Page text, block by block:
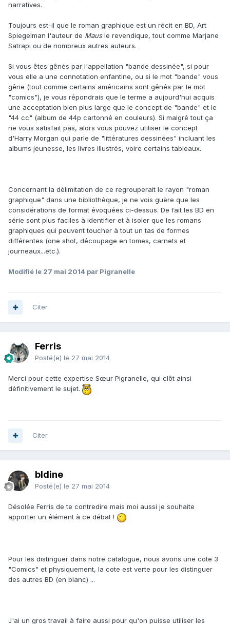
narratives.
Toujours est-il que le roman graphique est un récit en BD, Art
Spiegelman l'auteur de Mausle revendique, tout comme Marjane
Satrapi ou de nombreux autres auteurs.
Si vous êtes gênés par l'appellation "bande dessinée", si pour
vous elle a une connotation enfantine, ou si le mot "bande" vous
gêne (tout comme certains américains sont gênés par le mot
"comics"), je vous répondrais que le terme a aujourd'hui acquis
une acceptation bien plus large que le concept de "bande" et le
"44 cc" (album de 44p cartonné en couleurs). Si malgré tout ça
ne vous satisfait pas, alors vous pouvez utiliser le concept
d'Harry Morgan qui parle de "littératures dessinées" incluant les
albums jeunesse, les livres illustrés, voire certains tableaux.
Concernant la délimitation de ce regrouperait le rayon "roman
graphique" dans une bibliothèque, je ne vois guère que les
considérations de format évoquées ci-dessus. De fait les BD en
série sont plus faciles à identifier et à isoler que les romans
graphiques qui peuvent toucher à tout un tas de formes
différentes (one shot, découpage en tomes, carnets et
journeaux...etc.).
Modifié le 27 mai 2014 par Pigranelle
Citer
Ferris
Posté(e) le 27 mai 2014
Merci pour cette expertise Sœur Pigranelle, qui clôt ainsi
définitivement le sujet.
Citer
bldine
Posté(e) le 27 mai 2014
Désolée Ferris de te contredire mais moi aussi je souhaite
apporter un élément à ce débat !
Pour les distinguer dans notre catalogue, nous avons une cote 3
"Comics" et physiquement, la cote est verte pour les distinguer
des autres BD (en blanc) ...
J'ai un gros travail à faire aussi pour qu'on puisse utiliser les